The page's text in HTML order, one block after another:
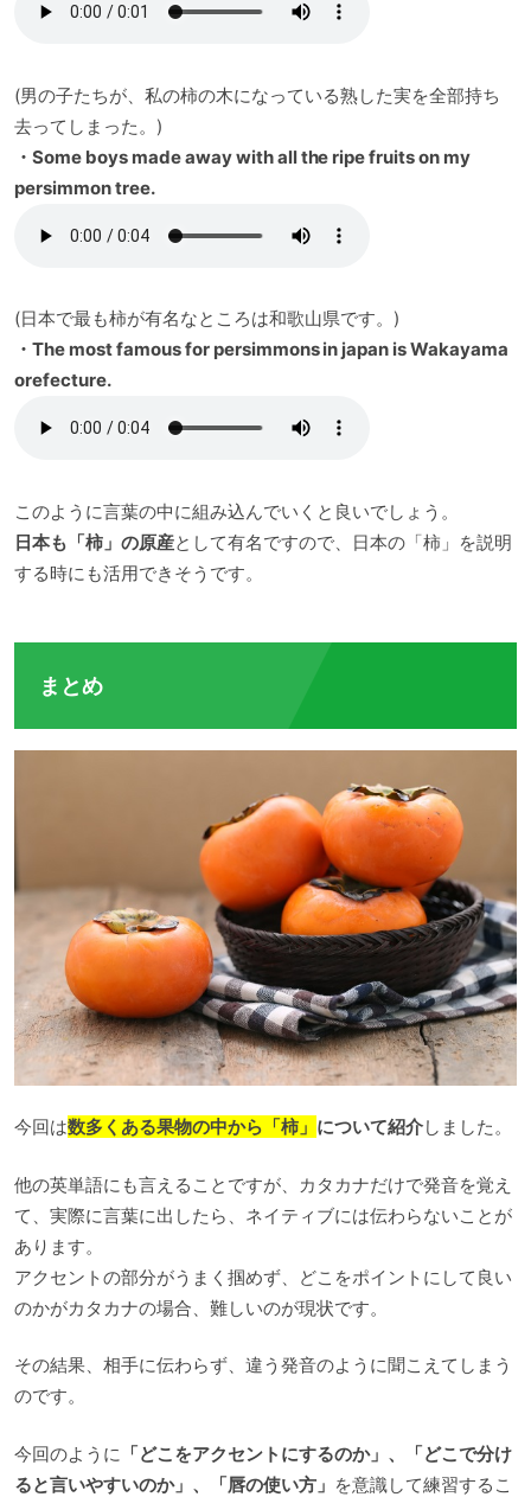
(男の子たちが、私の柿の木になっている熟した実を全部持ち
去ってしまった。)
・Some boys made away with all the ripe fruits on my
persimmon tree.
(日本で最も柿が有名なところは和歌山県です。)
・The most famous for persimmons in japan is Wakayama
orefecture.
このように言葉の中に組み込んでいくと良いでしょう。
日本も「柿」の原産として有名ですので、日本の「柿」を説明
する時にも活用できそうです。
まとめ
今回は数多くある果物の中から「柿」 について紹介しました。
他の英単語にも言えることですが、カタカナだけで発音を覚え
て、実際に言葉に出したら、ネイティブには伝わらないことが
あります。
アクセントの部分がうまく掴めず、どこをポイントにして良い
のかがカタカナの場合、難しいのが現状です。
その結果、相手に伝わらず、違う発音のように聞こえてしまう
のです。
今回のように 「どこをアクセントにするのか」、「どこで分け
ると言いやすいのか」、「唇の使い方」 を意識して練習するこ